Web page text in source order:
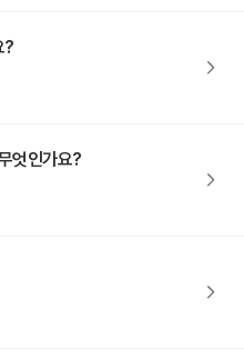
?
엇인가요?